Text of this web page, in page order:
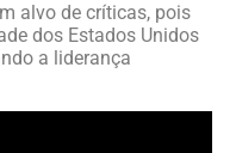
alvo de críticas, pois
dos Estados Unidos
a liderança